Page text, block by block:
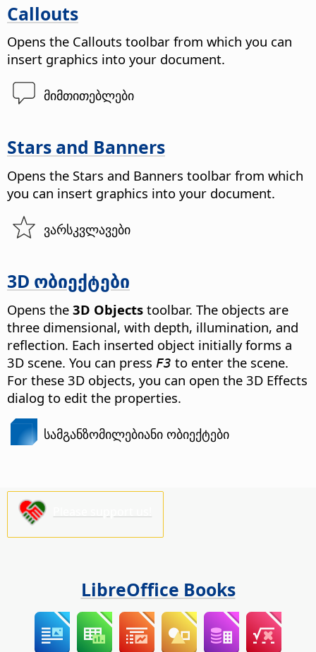
Callouts
Opens the Callouts toolbar from which you can
insert graphics into your document.
მიმთითებლები
Stars and Banners
Opens the Stars and Banners toolbar from which
you can insert graphics into your document.
ვარსკვლავები
3D ობიექტები
Opens the 3D Objects toolbar. The objects are
three dimensional, with depth, illumination, and
reflection. Each inserted object initially forms a
3D scene. You can press F3 to enter the scene.
For these 3D objects, you can open the 3D Effects
dialog to edit the properties.
სამგანზომილებიანი ობიექტები
LibreOffice Books